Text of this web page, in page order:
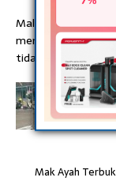
Malah, wanita tua
menjadi kesukaan
tidak dihargai lagi.
Mak Ayah